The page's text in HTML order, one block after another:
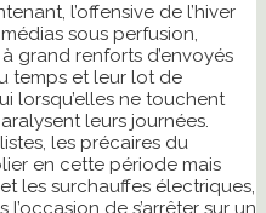
l’offensive de l’hiver
sous perfusion,
grand renforts d’envoyés
temps et leur lot de
lorsqu’elles ne touchent
leurs journées.
les précaires du
en cette période mais
les surchauffes électriques,
de s’arrêter sur un